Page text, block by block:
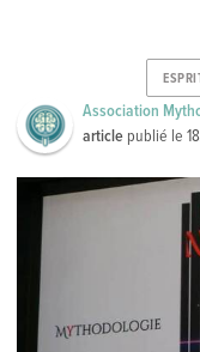
Association
article publié le